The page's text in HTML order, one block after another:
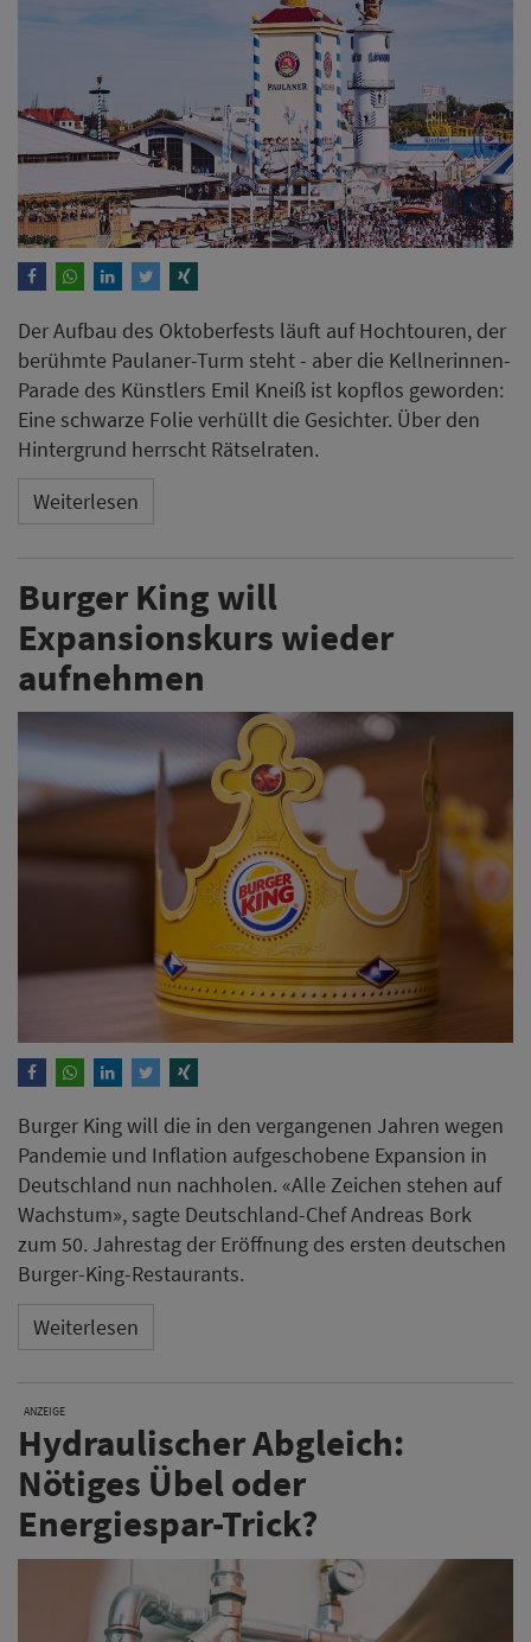
Der Aufbau des Oktoberfests läuft auf Hochtouren, der
berühmte Paulaner-Turm steht - aber die Kellnerinnen-
Parade des Künstlers Emil Kneiß ist kopflos geworden:
Eine schwarze Folie verhüllt die Gesichter. Über den
Hintergrund herrscht Rätselraten.
Weiterlesen
Burger King will
Expansionskurs wieder
aufnehmen
Burger King will die in den vergangenen Jahren wegen
Pandemie und Inflation aufgeschobene Expansion in
Deutschland nun nachholen. «Alle Zeichen stehen auf
Wachstum», sagte Deutschland-Chef Andreas Bork
zum 50. Jahrestag der Eröffnung des ersten deutschen
Burger-King-Restaurants.
Weiterlesen
ANZEIGE
Hydraulischer Abgleich:
Nötiges Übel oder
Energiespar-Trick?